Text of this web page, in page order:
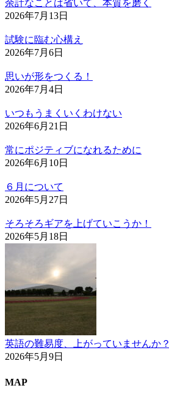
余計なことは省いて、本質を磨く
2026年7月13日
試験に臨む心構え
2026年7月6日
思いが形をつくる！
2026年7月4日
いつもうまくいくわけない
2026年6月21日
常にポジティブになれるために
2026年6月10日
６月について
2026年5月27日
そろそろギアを上げていこうか！
2026年5月18日
英語の難易度、上がっていませんか？
2026年5月9日
MAP